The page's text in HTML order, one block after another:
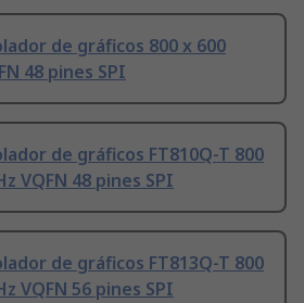
de gráficos 800 x 600
48 pines SPI
de gráficos FT810Q-T 800
VQFN 48 pines SPI
de gráficos FT813Q-T 800
VQFN 56 pines SPI